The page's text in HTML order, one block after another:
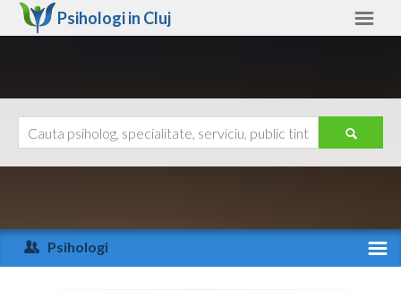
Psihologi in Cluj
Arad
Arges
Ajutor
Psihologi